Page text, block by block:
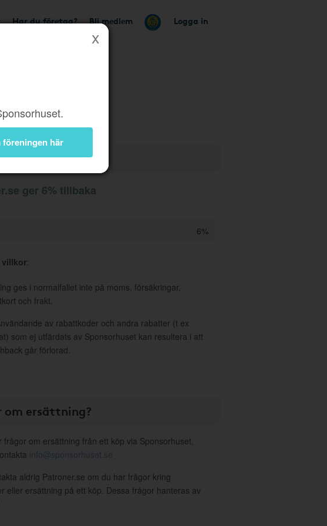
Har du företag? Bli medlem Logga in
här
ger 6% tillbaka
6%
villkor:
ges i normalfallet inte på moms, försäkringar,
och frakt.
av rabattkoder och andra rabatter (t ex
som ej utfärdats av Sponsorhuset kan resultera i att
går förlorad.
om ersättning?
frågor om ersättning från ett köp via Sponsorhuset,
info@sponsorhuset.se
aldrig Patroner.se om du har frågor kring
eller ersättning på ett köp. Dessa frågor hanteras av